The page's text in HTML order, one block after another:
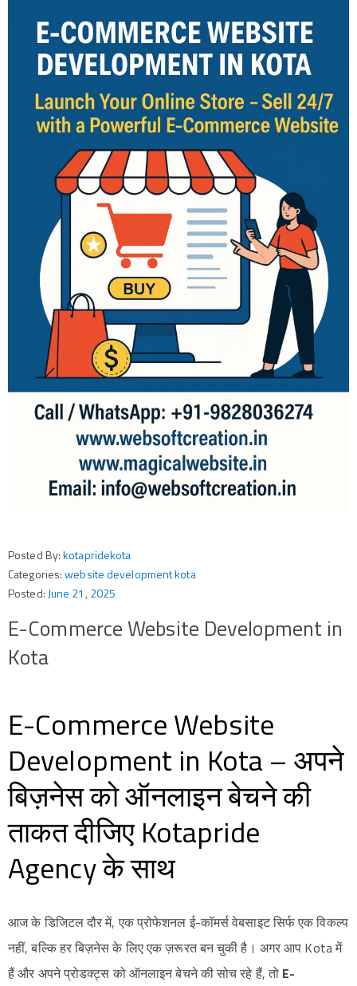
Posted By:kotapridekota
Categories:website development kota
Posted: June 21, 2025
E-Commerce Website Development in
Kota
E-Commerce Website
Development in Kota – अपने
बिज़नेस को ऑनलाइन बेचने की
ताकत दीजिए Kotapride
Agency के साथ
आज के डिजिटल दौर में, एक प्रोफेशनल ई-कॉमर्स वेबसाइट सिर्फ एक विकल्प
नहीं, बल्कि हर बिज़नेस के लिए एक ज़रूरत बन चुकी है। अगर आप Kota में
हैं और अपने प्रोडक्ट्स को ऑनलाइन बेचने की सोच रहे हैं, तो E-